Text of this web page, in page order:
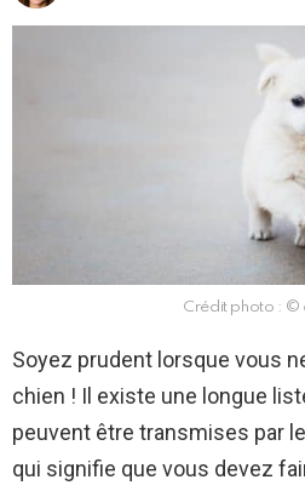
Crédit photo : ©
Soyez prudent lorsque vous
chien ! Il existe une longue
peuvent être transmises par
qui signifie que vous devez